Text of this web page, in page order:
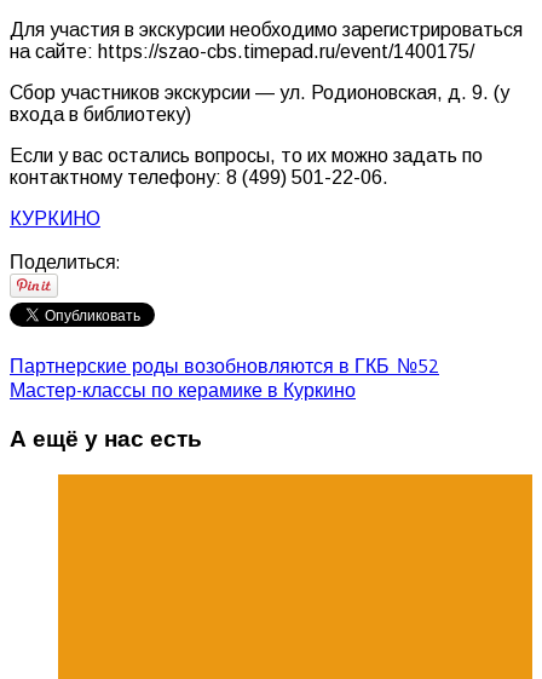
Для участия в экскурсии необходимо зарегистрироваться
на сайте: https://szao-cbs.timepad.ru/event/1400175/
Сбор участников экскурсии — ул. Родионовская, д. 9. (у
входа в библиотеку)
Если у вас остались вопросы, то их можно задать по
контактному телефону: 8 (499) 501-22-06.
КУРКИНО
Поделиться:
Партнерские роды возобновляются в ГКБ №52
Мастер-классы по керамике в Куркино
А ещё у нас есть